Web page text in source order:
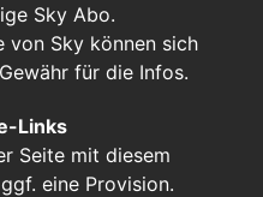
Sky Abo.
von Sky können sich
für die Infos.
Links
Seite mit diesem
eine Provision.